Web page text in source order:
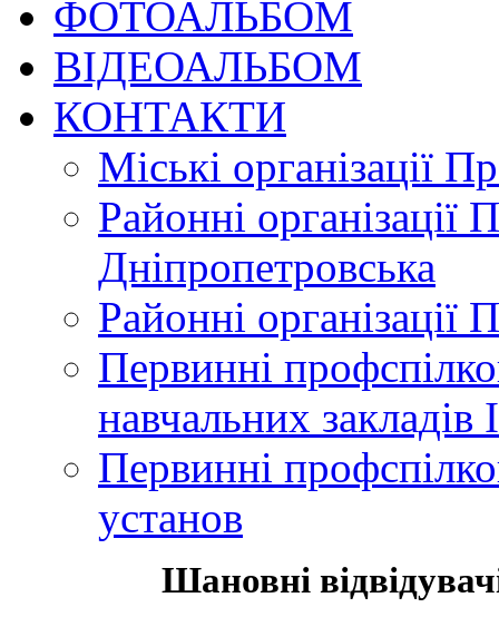
ФОТОАЛЬБОМ
ВІДЕОАЛЬБОМ
КОНТАКТИ
Міські організації
Районні організації
Дніпропетровська
Районні організації
Первинні
навчальних закладів
Первинні
установ
Шановні